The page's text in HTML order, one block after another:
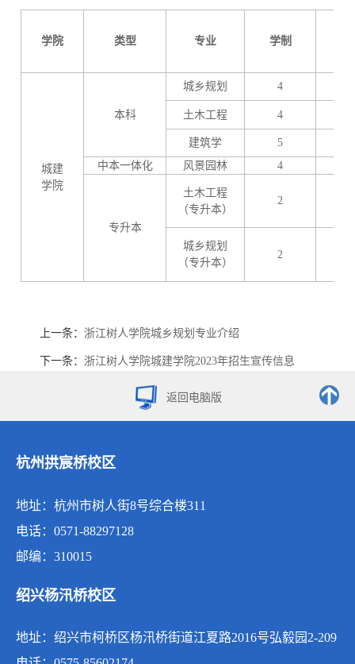
学院 类型 专业 学制
城建
学院
本科
城乡规划 4
土木工程 4
建筑学 5
中本一体化
风景园林 4
专升本
土木工程
（专升本）
2
城乡规划
（专升本）
2
上一条： 浙江树人学院城乡规划专业介绍
下一条： 浙江树人学院城建学院2023年招生宣传信息
返回电脑版
杭州拱宸桥校区
地址：杭州市树人街8号综合楼311
电话：0571-88297128
邮编：310015
绍兴杨汛桥校区
地址：绍兴市柯桥区杨汛桥街道江夏路2016号弘毅园2-209